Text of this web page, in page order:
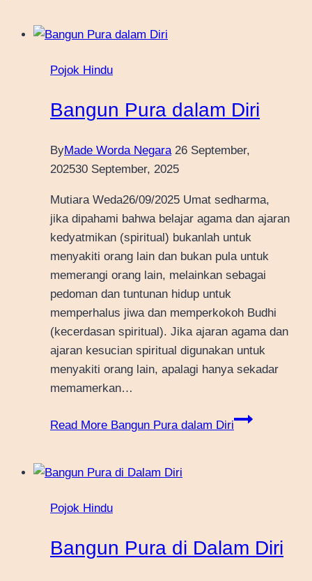
Pojok Hindu
Bangun Pura dalam Diri
ByMade Worda Negara 26 September,
202530 September, 2025
Mutiara Weda26/09/2025 Umat sedharma,
jika dipahami bahwa belajar agama dan ajaran
kedyatmikan (spiritual) bukanlah untuk
menyakiti orang lain dan bukan pula untuk
memerangi orang lain, melainkan sebagai
pedoman dan tuntunan hidup untuk
memperhalus jiwa dan memperkokoh Budhi
(kecerdasan spiritual). Jika ajaran agama dan
ajaran kesucian spiritual digunakan untuk
menyakiti orang lain, apalagi hanya sekadar
memamerkan…
Read More Bangun Pura dalam Diri
Pojok Hindu
Bangun Pura di Dalam Diri